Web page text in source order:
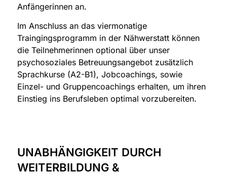
Anfängerinnen an.
Im Anschluss an das viermonatige
Traingingsprogramm in der Nähwerstatt können
die Teilnehmerinnen optional über unser
psychosoziales Betreuungsangebot zusätzlich
Sprachkurse (A2-B1), Jobcoachings, sowie
Einzel- und Gruppencoachings erhalten, um ihren
Einstieg ins Berufsleben optimal vorzubereiten.
UNABHÄNGIGKEIT DURCH
WEITERBILDUNG &